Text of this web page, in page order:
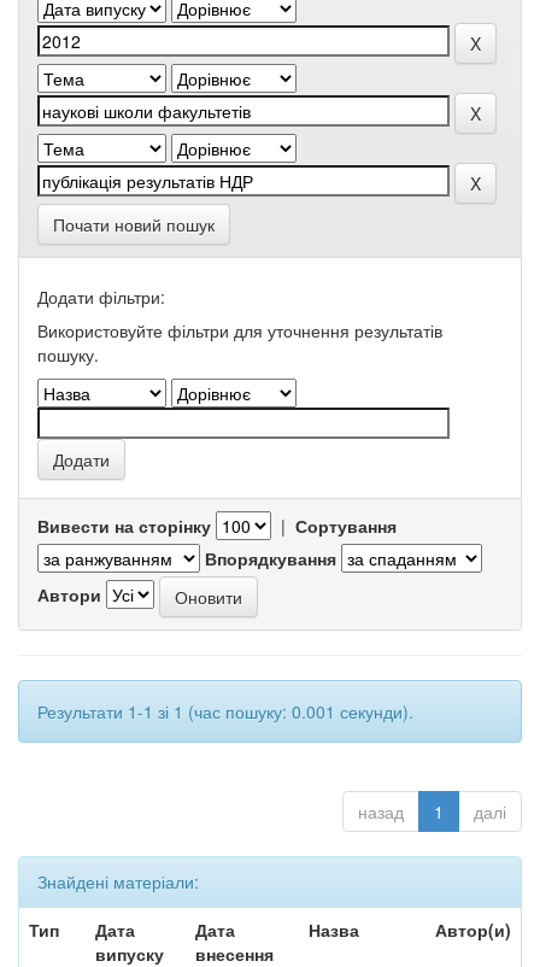
Почати новий пошук
Додати фільтри:
Використовуйте фільтри для уточнення результатів
пошуку.
Вивести на сторінку | Сортування
Впорядкування
Автори
Результати 1-1 зі 1 (час пошуку: 0.001 секунди).
назад 1 далі
Знайдені матеріали:
Тип
Дата
випуску
Дата
внесення
Назва Автор(и)